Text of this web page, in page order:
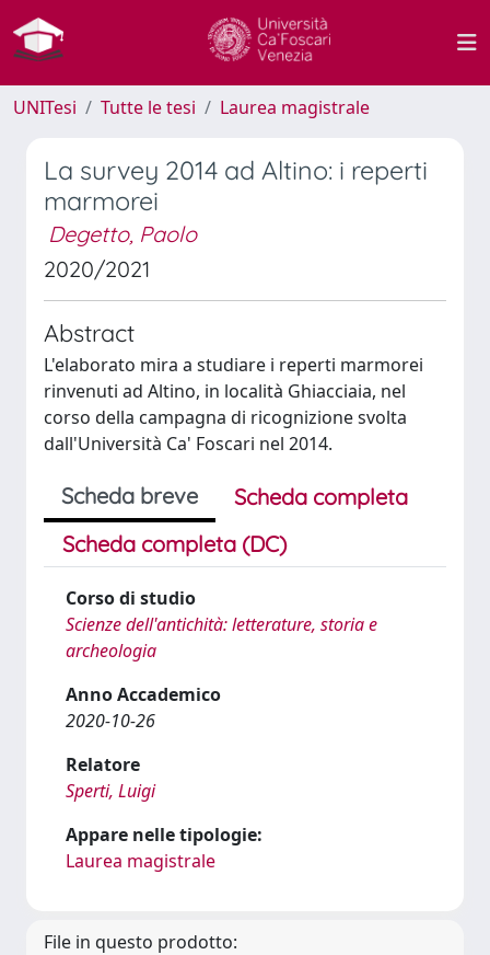
UNITesi Tutte le tesi Laurea magistrale
La survey 2014 ad Altino: i reperti
marmorei
Degetto, Paolo
2020/2021
Abstract
L'elaborato mira a studiare i reperti marmorei
rinvenuti ad Altino, in località Ghiacciaia, nel
corso della campagna di ricognizione svolta
dall'Università Ca' Foscari nel 2014.
Scheda breve
Scheda completa
Scheda completa (DC)
Corso di studio
Scienze dell'antichità: letterature, storia e
archeologia
Anno Accademico
2020-10-26
Relatore
Sperti, Luigi
Appare nelle tipologie:
Laurea magistrale
File in questo prodotto: